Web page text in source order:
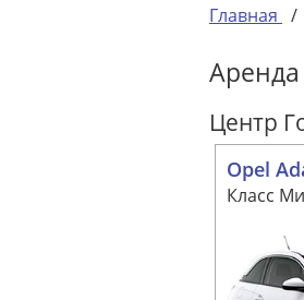
Главная /
Центр
Opel
Класс